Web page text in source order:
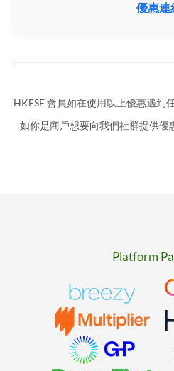
優惠連
HKESE 會員如在使用以上優惠遇到
如你是商戶想要向我們社群提供優
Platform